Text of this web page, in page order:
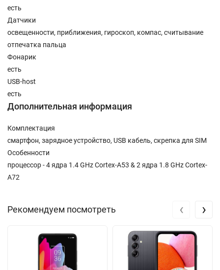
есть
Датчики
освещенности, приближения, гироскоп, компас, считывание
отпечатка пальца
Фонарик
есть
USB-host
есть
Дополнительная информация
Комплектация
смартфон, зарядное устройство, USB кабель, скрепка для SIM
Особенности
процессор - 4 ядра 1.4 GHz Cortex-A53 & 2 ядра 1.8 GHz Cortex-
A72
Рекомендуем посмотреть ‹ ›